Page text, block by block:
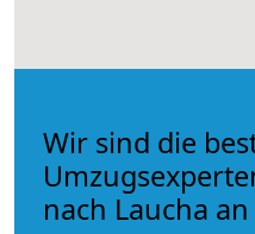
Wir sind die
nach Laucha